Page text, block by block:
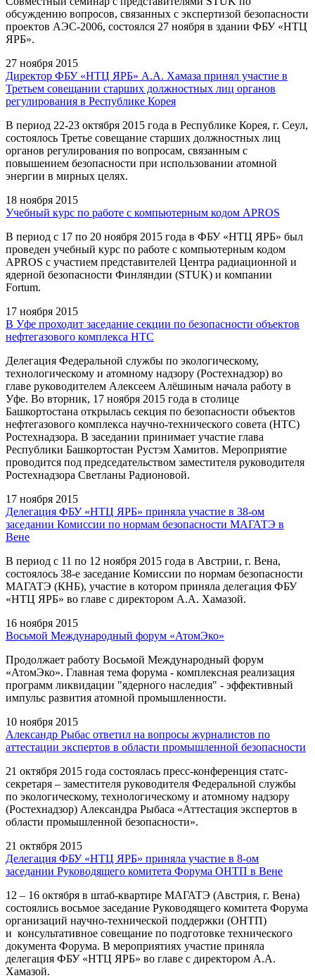
обсуждению вопросов, связанных с экспертизой безопасности
проектов АЭС-2006, состоялся 27 ноября в здании ФБУ «НТЦ
ЯРБ».
27 ноября 2015
Директор ФБУ «НТЦ ЯРБ» А.А. Хамаза принял участие в
Третьем совещании старших должностных лиц органов
регулирования в Республике Корея
В период 22-23 октября 2015 года в Республике Корея, г. Сеул,
состоялось Третье совещание старших должностных лиц
органов регулирования по вопросам, связанным с
повышением безопасности при использовании атомной
энергии в мирных целях.
18 ноября 2015
Учебный курс по работе с компьютерным кодом APROS
В период c 17 по 20 ноября 2015 года в ФБУ «НТЦ ЯРБ» был
проведен учебный курс по работе с компьютерным кодом
APROS с участием представителей Центра радиационной и
ядерной безопасности Финляндии (STUK) и компании
Fortum.
17 ноября 2015
В Уфе проходит заседание секции по безопасности объектов
нефтегазового комплекса НТС
Делегация Федеральной службы по экологическому,
технологическому и атомному надзору (Ростехнадзор) во
главе руководителем Алексеем Алёшиным начала работу в
Уфе. Во вторник, 17 ноября 2015 года в столице
Башкортостана открылась секция по безопасности объектов
нефтегазового комплекса научно-технического совета (НТС)
Ростехнадзора. В заседании принимает участие глава
Республики Башкортостан Рустэм Хамитов. Мероприятие
проводится под председательством заместителя руководителя
Ростехнадзора Светланы Радионовой.
17 ноября 2015
Делегация ФБУ «НТЦ ЯРБ» приняла участие в 38-ом
заседании Комиссии по нормам безопасности МАГАТЭ в
Вене
В период с 11 по 12 ноября 2015 года в Австрии, г. Вена,
состоялось 38-е заседание Комиссии по нормам безопасности
МАГАТЭ (КНБ), участие в котором приняла делегация ФБУ
«НТЦ ЯРБ» во главе с директором А.А. Хамазой.
16 ноября 2015
Восьмой Международный форум «АтомЭко»
Продолжает работу Восьмой Международный форум
«АтомЭко». Главная тема форума - комплексная реализация
программ ликвидации "ядерного наследия" - эффективный
импульс развития атомной промышленности.
10 ноября 2015
Александр Рыбас ответил на вопросы журналистов по
аттестации экспертов в области промышленной безопасности
21 октября 2015 года состоялась пресс-конференция статс-
секретаря – заместителя руководителя Федеральной службы
по экологическому, технологическому и атомному надзору
(Ростехнадзор) Александра Рыбаса «Аттестация экспертов в
области промышленной безопасности».
21 октября 2015
Делегация ФБУ «НТЦ ЯРБ» приняла участие в 8-ом
заседании Руководящего комитета Форума ОНТП в Вене
12 – 16 октября в штаб-квартире МАГАТЭ (Австрия, г. Вена)
состоялись восьмое заседание Руководящего комитета Форума
организаций научно-технической поддержки (ОНТП)
и консультативное совещание по подготовке технического
документа Форума. В мероприятиях участие приняла
делегация ФБУ «НТЦ ЯРБ» во главе с директором А.А.
Хамазой.